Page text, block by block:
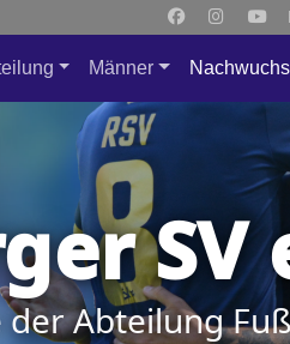
Männer Nachwuchs
SV
Abteilung